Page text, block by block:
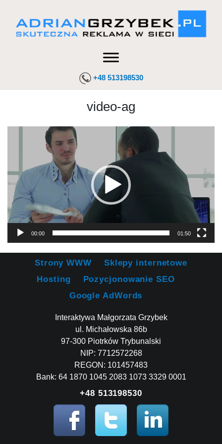
+48 513198530
video-ag
Odtwarzacz
00:00 01:50
Strony WWW
Sklepy internetowe
Hosting
Pozycjonowanie SEO
Google AdWords
Interaktywa Małgorzata Grzybek
ul. Michałowska 86b
97-300 Piotrków Trybunalski
NIP: 7712572268
REGON: 101457483
Bank: 64 1870 1045 2083 1073 3329 0001
+48 513198530